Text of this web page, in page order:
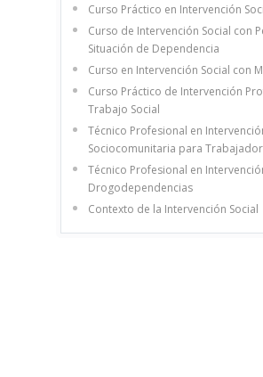
Curso Práctico en Intervención
Curso de Intervención Social con
Situación de Dependencia
Curso en Intervención Social con
Curso Práctico de Intervención
Trabajo Social
Técnico Profesional en
Sociocomunitaria para
Técnico Profesional en
Drogodependencias
Contexto de la Intervención Social